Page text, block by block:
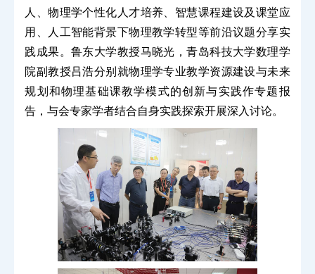
人、物理学个性化人才培养、智慧课程建设及课堂应
用、人工智能背景下物理教学转型等前沿议题分享实
践成果。鲁东大学教授马晓光，青岛科技大学数理学
院副教授吕浩分别就物理学专业教学资源建设与未来
规划和物理基础课教学模式的创新与实践作专题报
告，与会专家学者结合自身实践探索开展深入讨论。